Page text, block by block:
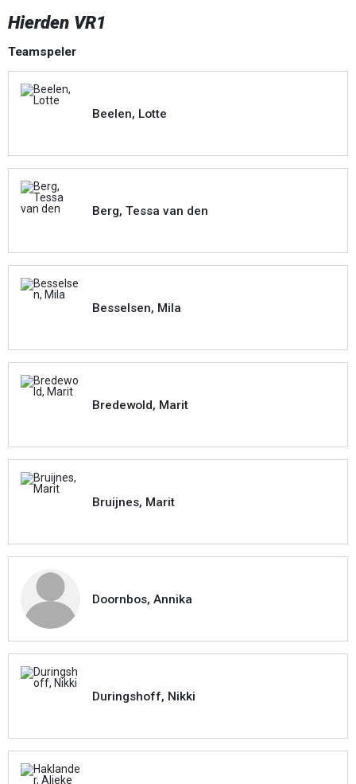
Hierden VR1
Teamspeler
Beelen, Lotte
Berg, Tessa van den
Besselsen, Mila
Bredewold, Marit
Bruijnes, Marit
Doornbos, Annika
Duringshoff, Nikki